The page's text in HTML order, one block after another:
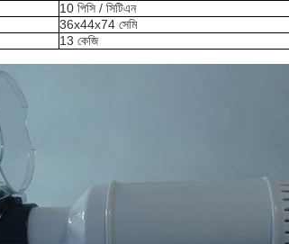
10 পিসি / সিটিএন
36x44x74 সেমি
13 কেজি